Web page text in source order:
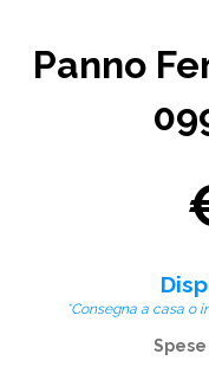
Panno
*Consegna a casa o